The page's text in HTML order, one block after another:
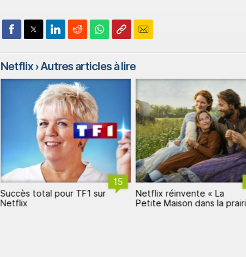
Netflix› Autres articles à lire
15
Succès total pour TF1 sur
Netflix
Netflix réinvente « La
Petite Maison dans la